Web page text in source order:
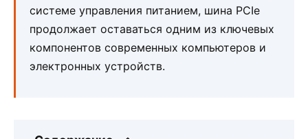
системе управления питанием, шина PCIe
продолжает оставаться одним из ключевых
компонентов современных компьютеров и
электронных устройств.